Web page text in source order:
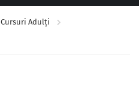
Cursuri Adulți